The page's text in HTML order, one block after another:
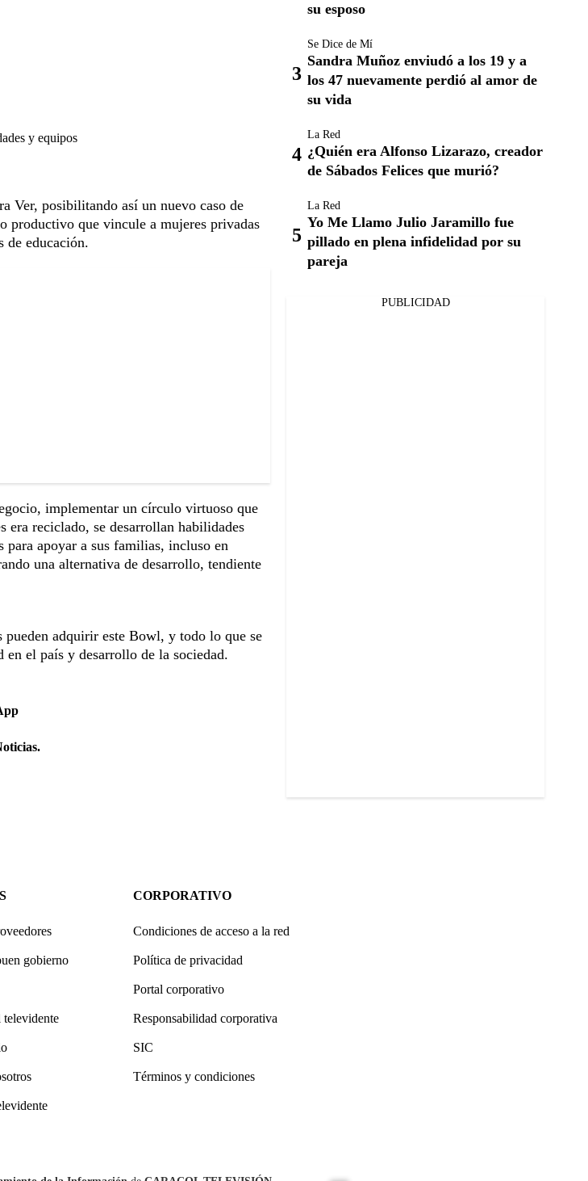
y equipos
Ver, posibilitando así un nuevo caso de
productivo que vincule a mujeres privadas
de educación.
implementar un círculo virtuoso que
era reciclado, se desarrollan habilidades
para apoyar a sus familias, incluso en
una alternativa de desarrollo, tendiente
pueden adquirir este Bowl, y todo lo que se
en el país y desarrollo de la sociedad.
su esposo
Se Dice de Mí
Sandra Muñoz enviudó a los 19 y a
los 47 nuevamente perdió al amor de
su vida
La Red
¿Quién era Alfonso Lizarazo, creador
de Sábados Felices que murió?
La Red
Yo Me Llamo Julio Jaramillo fue
pillado en plena infidelidad por su
pareja
PUBLICIDAD
gobierno
televidente
CORPORATIVO
Condiciones de acceso a la red
Política de privacidad
Portal corporativo
Responsabilidad corporativa
SIC
Términos y condiciones